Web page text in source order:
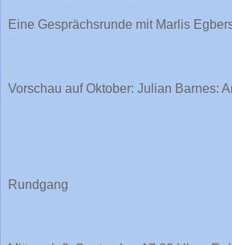
Eine Gesprächsrunde mit Marlis
Vorschau auf Oktober: Julian Barnes:
Rundgang